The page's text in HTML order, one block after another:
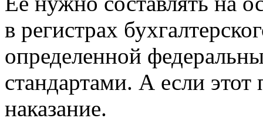
в регистрах
определенной
стандартами. А если
наказание.